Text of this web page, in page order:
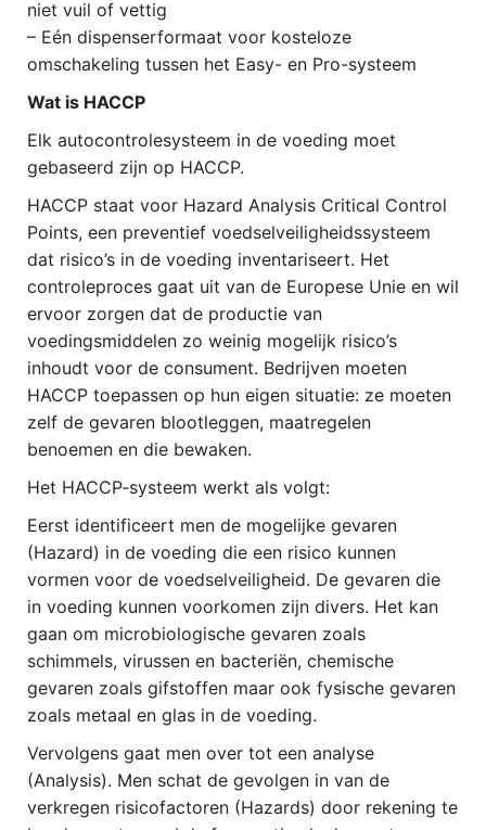
niet vuil of vettig
– Eén dispenserformaat voor kosteloze
omschakeling tussen het Easy- en Pro-systeem
Wat is HACCP
Elk autocontrolesysteem in de voeding moet
gebaseerd zijn op HACCP.
HACCP staat voor Hazard Analysis Critical Control
Points, een preventief voedselveiligheidssysteem
dat risico’s in de voeding inventariseert. Het
controleproces gaat uit van de Europese Unie en wil
ervoor zorgen dat de productie van
voedingsmiddelen zo weinig mogelijk risico’s
inhoudt voor de consument. Bedrijven moeten
HACCP toepassen op hun eigen situatie: ze moeten
zelf de gevaren blootleggen, maatregelen
benoemen en die bewaken.
Het HACCP-systeem werkt als volgt:
Eerst identificeert men de mogelijke gevaren
(Hazard) in de voeding die een risico kunnen
vormen voor de voedselveiligheid. De gevaren die
in voeding kunnen voorkomen zijn divers. Het kan
gaan om microbiologische gevaren zoals
schimmels, virussen en bacteriën, chemische
gevaren zoals gifstoffen maar ook fysische gevaren
zoals metaal en glas in de voeding.
Vervolgens gaat men over tot een analyse
(Analysis). Men schat de gevolgen in van de
verkregen risicofactoren (Hazards) door rekening te